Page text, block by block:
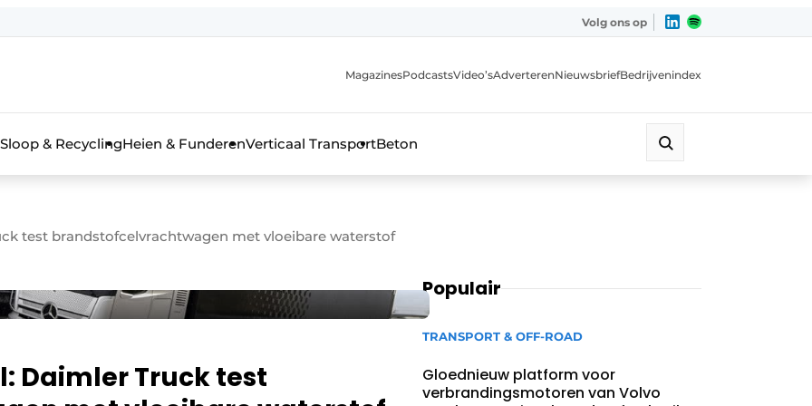
de aanmelding
voor de aanmelding FR
& bouwmachines
Volg ons op
MagazinesPodcastsVideo’sAdverterenNieuwsbriefBedrijvenindex
Sloop & RecyclingHeien & FunderenVerticaal TransportBeton
test brandstofcelvrachtwagen met vloeibare waterstof
Daimler Truck test
Populair
TRANSPORT & OFF-ROAD
Gloednieuw platform voor
verbrandingsmotoren van Volvo